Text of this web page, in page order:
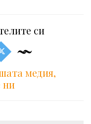
си
медия,
ни